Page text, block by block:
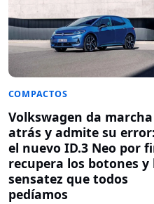
COMPACTOS
Volkswagen da marcha
atrás y admite su error:
el nuevo ID.3 Neo por
recupera los botones y
sensatez que todos
pedíamos